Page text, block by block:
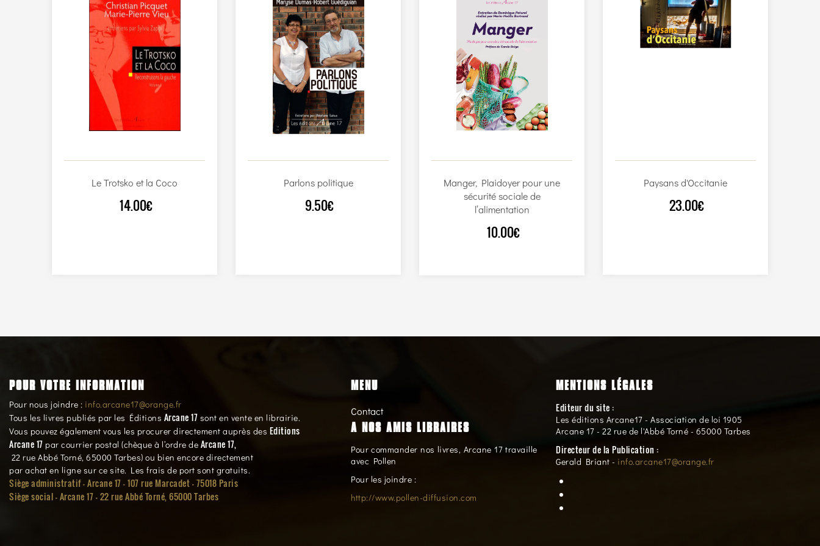
Le Trotsko et la Coco
14.00€
Parlons politique
9.50€
Manger, Plaidoyer pour une
sécurité sociale de
l’alimentation
10.00€
Paysans d'Occitanie
23.00€
POUR VOTRE INFORMATION
Pour nous joindre : info.arcane17@orange.fr
Tous les livres publiés par les Éditions Arcane 17 sont en vente en librairie.
Vous pouvez également vous les procurer directement auprès des Editions
Arcane 17 par courrier postal (chèque à l’ordre de Arcane 17,
22 rue Abbé Torné, 65000 Tarbes) ou bien encore directement
par achat en ligne sur ce site. Les frais de port sont gratuits.
Siège administratif - Arcane 17 - 107 rue Marcadet - 75018 Paris
Siège social -Arcane 17 - 22 rue Abbé Torné, 65000 Tarbes
MENU
Contact
A NOS AMIS LIBRAIRES
Pour commander nos livres, Arcane 17 travaille
avec Pollen
Pour les joindre :
http://www.pollen-diffusion.com
MENTIONS LÉGALES
Editeur du site :
Les éditions Arcane17 - Association de loi 1905
Arcane 17 - 22 rue de l'Abbé Torné - 65000 Tarbes
Directeur de la Publication :
Gerald Briant - info.arcane17@orange.fr